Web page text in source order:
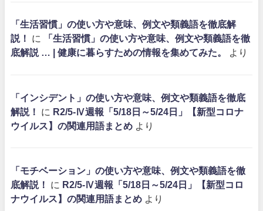
「生活習慣」の使い方や意味、例文や類義語を徹底解
説！
に
「生活習慣」の使い方や意味、例文や類義語を徹
底解説 … | 健康に暮らすための情報を集めてみた。
より
「インシデント」の使い方や意味、例文や類義語を徹底
解説！
に R2/5-Ⅳ週報「5/18日～5/24日」【新型コロナ
ウイルス】の関連用語まとめ より
「モチベーション」の使い方や意味、例文や類義語を徹
底解説！
に R2/5-Ⅳ週報「5/18日～5/24日」【新型コロ
ナウイルス】の関連用語まとめ より